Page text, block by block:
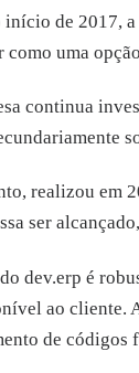
de 2017, a
como uma
continua
realizou em
ser
dev.erp é
ao cliente.
de códigos